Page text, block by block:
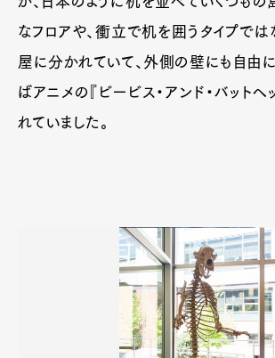
なフロアや、衝立で机を囲うタイプでは
屋に分かれていて、外側の壁にも自由に
ばアニメの『ビービス・アンド・バットヘ
れていました。